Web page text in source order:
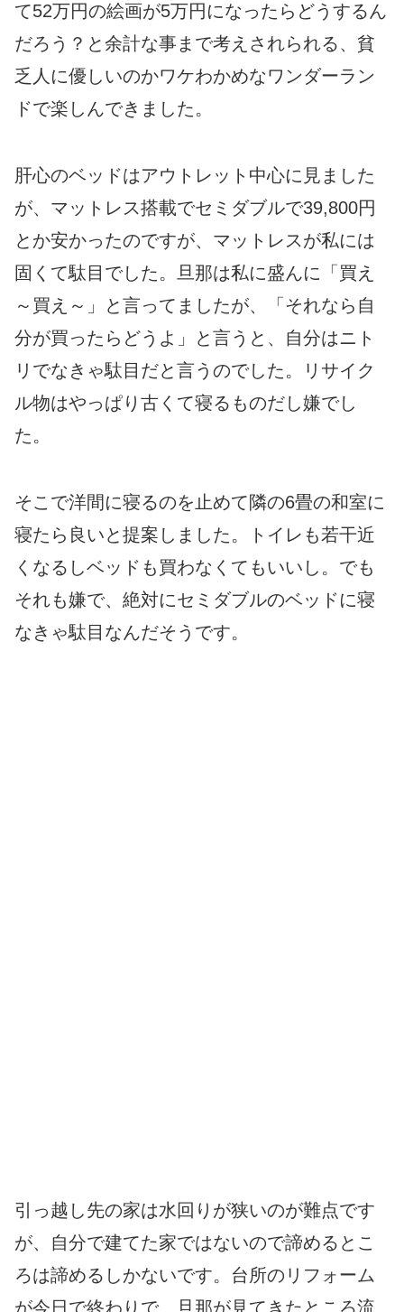
て52万円の絵画が5万円になったらどうするん
だろう？と余計な事まで考えされられる、貧
乏人に優しいのかワケわかめなワンダーラン
ドで楽しんできました。
肝心のベッドはアウトレット中心に見ました
が、マットレス搭載でセミダブルで39,800円
とか安かったのですが、マットレスが私には
固くて駄目でした。旦那は私に盛んに「買え
～買え～」と言ってましたが、「それなら自
分が買ったらどうよ」と言うと、自分はニト
リでなきゃ駄目だと言うのでした。リサイク
ル物はやっぱり古くて寝るものだし嫌でし
た。
そこで洋間に寝るのを止めて隣の6畳の和室に
寝たら良いと提案しました。トイレも若干近
くなるしベッドも買わなくてもいいし。でも
それも嫌で、絶対にセミダブルのベッドに寝
なきゃ駄目なんだそうです。
引っ越し先の家は水回りが狭いのが難点です
が、自分で建てた家ではないので諦めるとこ
ろは諦めるしかないです。台所のリフォーム
が今日で終わりで、旦那が見てきたところ流